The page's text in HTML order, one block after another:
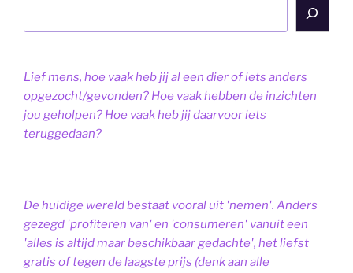
Lief mens, hoe vaak heb jij al een dier of iets anders
opgezocht/gevonden? Hoe vaak hebben de inzichten
jou geholpen? Hoe vaak heb jij daarvoor iets
teruggedaan?
De huidige wereld bestaat vooral uit 'nemen'. Anders
gezegd 'profiteren van' en 'consumeren' vanuit een
'alles is altijd maar beschikbaar gedachte', het liefst
gratis of tegen de laagste prijs (denk aan alle